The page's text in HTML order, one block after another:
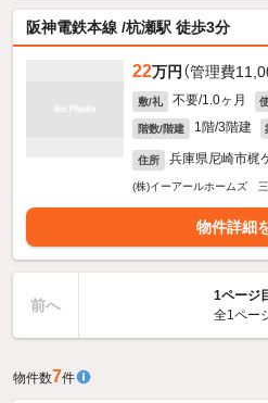
阪神電鉄本線 /杭瀬駅 徒歩3分
22万円 （管理費
敷/礼 不要/1.0ヶ月
階数/階建 1階/3階建
住所 兵庫県尼崎市梶
(株)イーアールホームズ
物件詳細
前へ
1ページ
全1ペー
物件数7件